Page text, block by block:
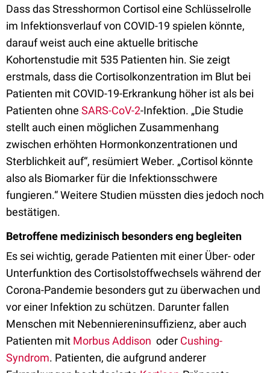
Dass das Stresshormon Cortisol eine Schlüsselrolle
im Infektionsverlauf von COVID-19 spielen könnte,
darauf weist auch eine aktuelle britische
Kohortenstudie mit 535 Patienten hin. Sie zeigt
erstmals, dass die Cortisolkonzentration im Blut bei
Patienten mit COVID-19-Erkrankung höher ist als bei
Patienten ohne SARS-CoV-2-Infektion. „Die Studie
stellt auch einen möglichen Zusammenhang
zwischen erhöhten Hormonkonzentrationen und
Sterblichkeit auf“, resümiert Weber. „Cortisol könnte
also als Biomarker für die Infektionsschwere
fungieren.“ Weitere Studien müssten dies jedoch noch
bestätigen.
Betroffene medizinisch besonders eng begleiten
Es sei wichtig, gerade Patienten mit einer Über- oder
Unterfunktion des Cortisolstoffwechsels während der
Corona-Pandemie besonders gut zu überwachen und
vor einer Infektion zu schützen. Darunter fallen
Menschen mit Nebenniereninsuffizienz, aber auch
Patienten mit Morbus Addison oder Cushing-
Syndrom. Patienten, die aufgrund anderer